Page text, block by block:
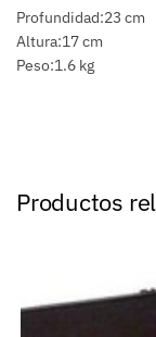
Profundidad:23 cm
Altura:17 cm
Peso:1.6 kg
Productos